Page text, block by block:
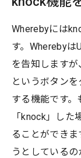
Wherebyには
す。Wherebyは
を告知しますが
というボタン
する機能です。
「knock」し
ることができ
うとしている